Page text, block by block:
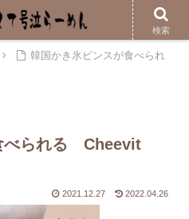
はこちら
韓国かき氷ピンスが食べられ
べられる Cheevit
2021.12.27 2022.04.26
検索